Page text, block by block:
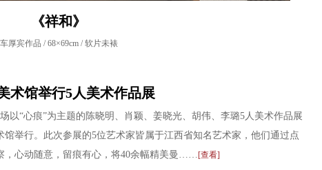
《祥和》
术馆举行5人美术作品展